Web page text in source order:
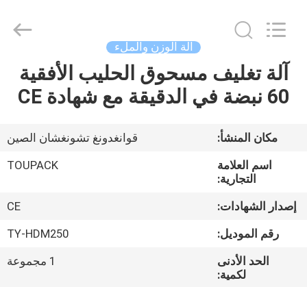
بيت
معلومات
جولة
EQUIPMENT
Rights
آلة الوزن والملء
آلة تغليف مسحوق الحليب الأفقية
60 نبضة في الدقيقة مع شهادة CE
مكان المنشأ:
قوانغدونغ تشونغشان الصين
اسم العلامة
التجارية:
TOUPACK
إصدار الشهادات:
CE
رقم الموديل:
TY-HDM250
الحد الأدنى
لكمية:
1 مجموعة